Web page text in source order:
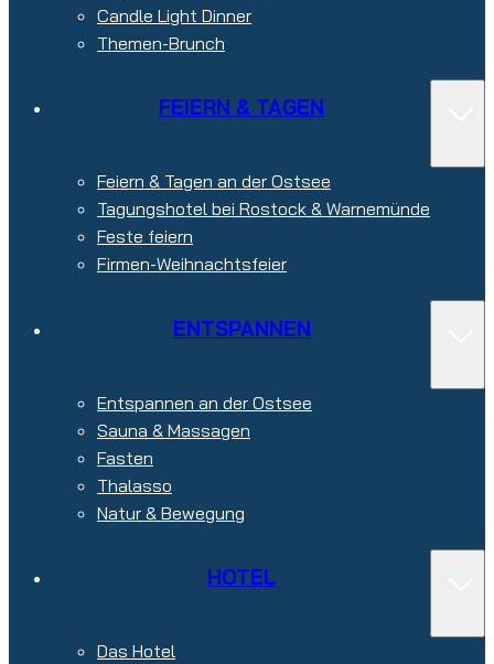
Candle Light Dinner
Themen-Brunch
FEIERN & TAGEN
Feiern & Tagen an der Ostsee
Tagungshotel bei Rostock & Warnemünde
Feste feiern
Firmen-Weihnachtsfeier
ENTSPANNEN
Entspannen an der Ostsee
Sauna & Massagen
Fasten
Thalasso
Natur & Bewegung
HOTEL
Das Hotel